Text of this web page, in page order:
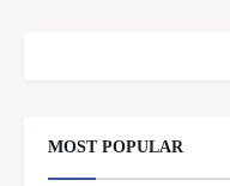
MOST POPULAR